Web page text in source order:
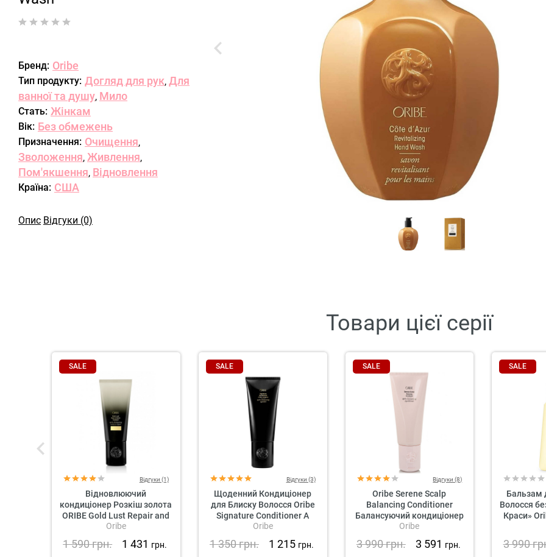
Бренд: Oribe
Тип продукту: Догляд для рук, Для
ванної та душу, Мило
Стать: Жінкам
Вік: Без обмежень
Призначення: Очищення,
Зволоження, Живлення,
Пом'якшення, Відновлення
Країна: США
Опис Відгуки (0)
Товари цієї серії
SALE
Відгуки (1)
Відновлюючий
кондиціонер Розкіш золота
ORIBE Gold Lust Repair and
Restore Conditioner
Oribe
1 590грн. 1 431 грн.
SALE
Відгуки (3)
Щоденний Кондиціонер
для Блиску Волосся Oribe
Signature Conditioner A
Daily Indulgence
Oribe
1 350грн. 1 215 грн.
SALE
Відгуки (8)
Oribe Serene Scalp
Balancing Conditioner
Балансуючий кондиціонер
для шкіри голови
Oribe
3 990грн. 3 591 грн.
SALE
Бальзам
Волосся
Краси»
3 990